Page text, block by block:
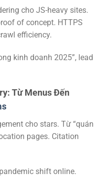
cho JS-heavy sites.
of concept. HTTPS
efficiency.
kinh doanh 2025”, lead
Từ Menus Đến
cho stars. Từ “quán
pages. Citation
shift online.